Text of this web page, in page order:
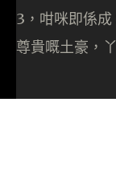
3，咁咪即係
尊貴嘅土豪，